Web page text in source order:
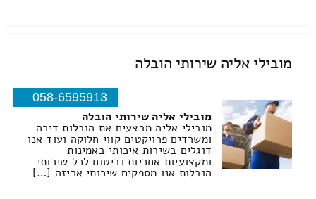
מובילי אליה שירותי הובלה
058-6595913
מובילי אליה שירותי הובלה
מובילי אליה מבצעים את הובלות דירה
ומשרדים פרויקטים קווי חלוקה ועוד אנו
דוגלים בשירות איכותי באמינות
ומקצועיות אחריות וביטוח לכל שירותי
הובלות אנו מספקים שירותי אריזה […]